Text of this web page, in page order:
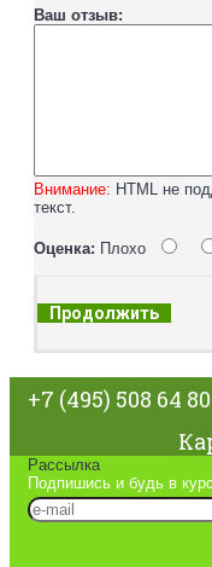
Ваш отзыв:
Внимание: HTML не
текст.
Оценка: Плохо
Продолжить
+7 (495) 508 64 80
Рассылка
Подпишись и будь в